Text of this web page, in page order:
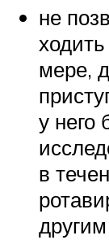
не
мере,
у него
в